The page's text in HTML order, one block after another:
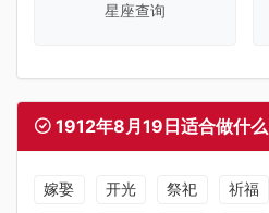
星座查询
1912年8月19日适合做什么
嫁娶 开光 祭祀 祈福